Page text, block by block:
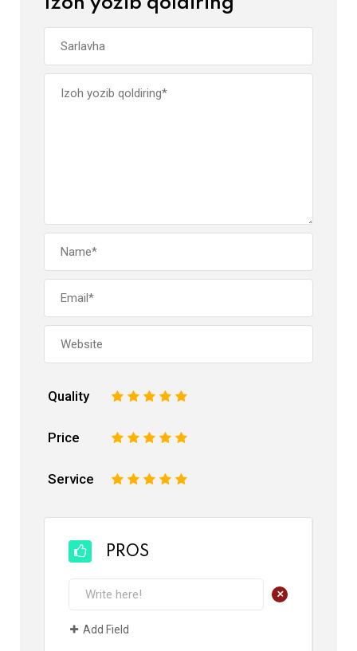
Quality 5
4
3
2
Price 5
4
3
2
Service 5
4
3
2
PROS
+
Add Field